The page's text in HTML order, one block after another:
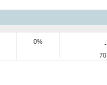
0% -
70